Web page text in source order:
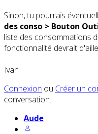
Sinon, tu pourrais
des conso > Bouton
liste des consommations
fonctionnalité devrait
Ivan
Connexion ou Créer un
conversation.
Aude